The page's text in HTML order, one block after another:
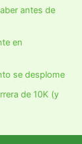
antes de
en
se desplome
de 10K (y